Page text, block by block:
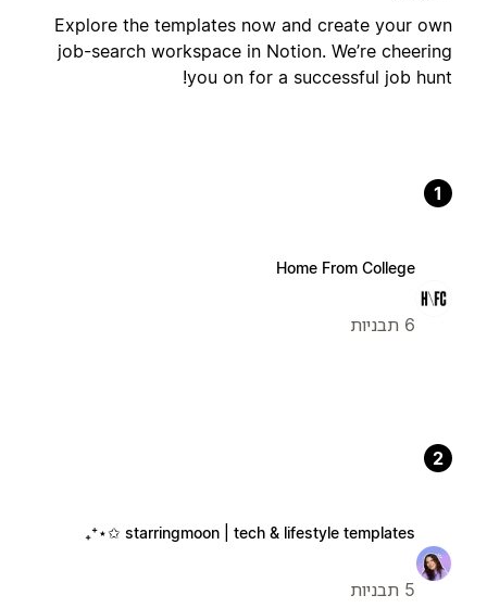
Explore the templates now and create your own
job-search workspace in Notion. We’re cheering
you on for a successful job hunt!
1
Home From College
6 תבניות
2
starringmoon | tech & lifestyle templates ✩⋆⁺₊
5 תבניות